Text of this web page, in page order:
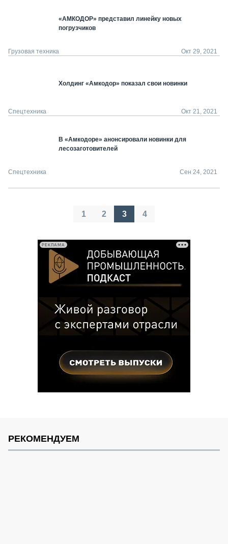
«АМКОДОР» представил линейку новых
погрузчиков
Грузовая техника Окт 29, 2021
Холдинг «Амкодор» показал свои новинки
Спецтехника Окт 21, 2021
В «Амкодоре» анонсировали новинки для
лесозаготовителей
Спецтехника Сен 24, 2021
Пагинация
1 2 3 4
РЕКЛАМА
РЕКОМЕНДУЕМ